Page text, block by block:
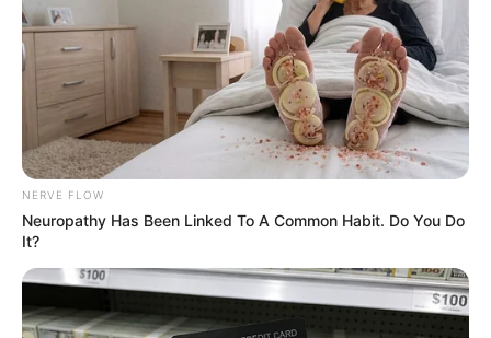
The Instagram Model Who Spent A Fortune To
Look Like Barbie
BRAINBERRIES
She Gave Up A Normal Life To Act Like A Horse
BRAINBERRIES
เรื่องอื่นๆ ที่น่าสนใจ
NERVE FLOW
Neuropathy Has Been Linked To A Common Habit. Do You Do
It?